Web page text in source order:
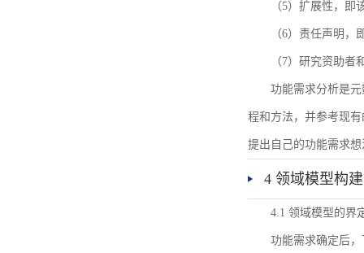
（5）扩展性，
（6）责任声明，
（7）研究资助
功能需求分析是
程和方法，并参考现
提出自己的功能需求
4 领域模型构建
4.1 领域模型的界
功能需求确定后